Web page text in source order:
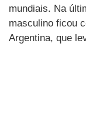
mundiais. Na
masculino ficou
Argentina, que